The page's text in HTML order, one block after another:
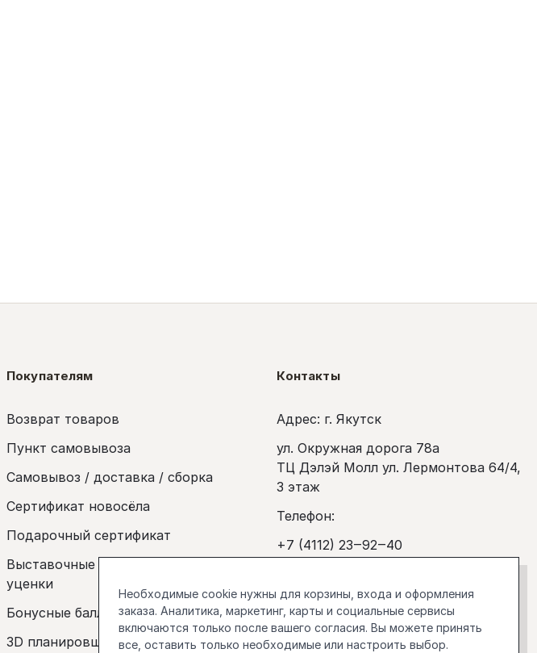
Покупателям
Возврат товаров
Пункт самовывоза
Самовывоз / доставка / сборка
Сертификат новосёла
Подарочный сертификат
Выставочные образцы и покупка
уценки
Бонусные баллы
3D планировщик
Контакты
Адрес: г. Якутск
ул. Окружная дорога 78а
ТЦ Дэлэй Молл ул. Лермонтова 64/4,
3 этаж
Телефон:
+7 (4112) 23‒92‒40
Ежедневно с 10:00 до 20:00
stockholm.manager@gmail.com
Необходимые cookie нужны для корзины, входа и оформления
заказа. Аналитика, маркетинг, карты и социальные сервисы
включаются только после вашего согласия. Вы можете принять
все, оставить только необходимые или настроить выбор.